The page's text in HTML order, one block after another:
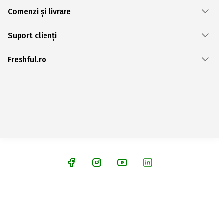
Comenzi și livrare
Suport clienți
Freshful.ro